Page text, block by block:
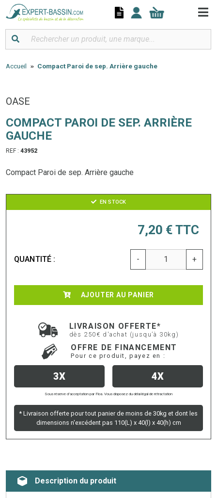
Accueil Compact Paroi de sep. Arrière gauche
OASE
COMPACT PAROI DE SEP. ARRIÈRE
GAUCHE
REF : 43952
Compact Paroi de sep. Arrière gauche
EN STOCK
7,20 € TTC
QUANTITÉ : - +
AJOUTER AU PANIER
LIVRAISON OFFERTE*
dès 250€ d'achat (jusqu’à 30kg)
OFFRE DE FINANCEMENT
Pour ce produit, payez en :
3X 4X
Sous réserve d’acceptation par Floa. Vous disposez du délai légal de rétractation
* Livraison offerte pour tout panier de moins de 30kg et dont les
dimensions n'excédent pas 110(L) x 40(l) x 40(h) cm
Description du produit
Panneau de gestion des cookies